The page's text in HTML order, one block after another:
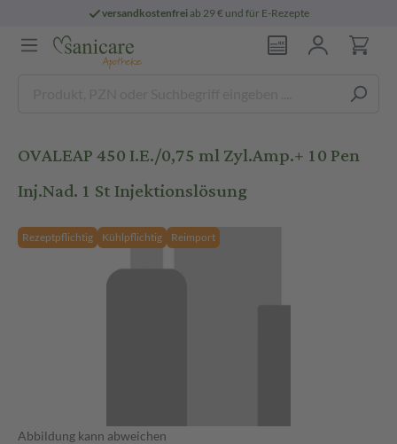
versandkostenfreiab 29 € und für E-Rezepte
OVALEAP 450 I.E./0,75 ml Zyl.Amp.+ 10 Pen
Inj.Nad. 1 St Injektionslösung
Rezeptpflichtig Kühlpflichtig Reimport
Abbildung kann abweichen